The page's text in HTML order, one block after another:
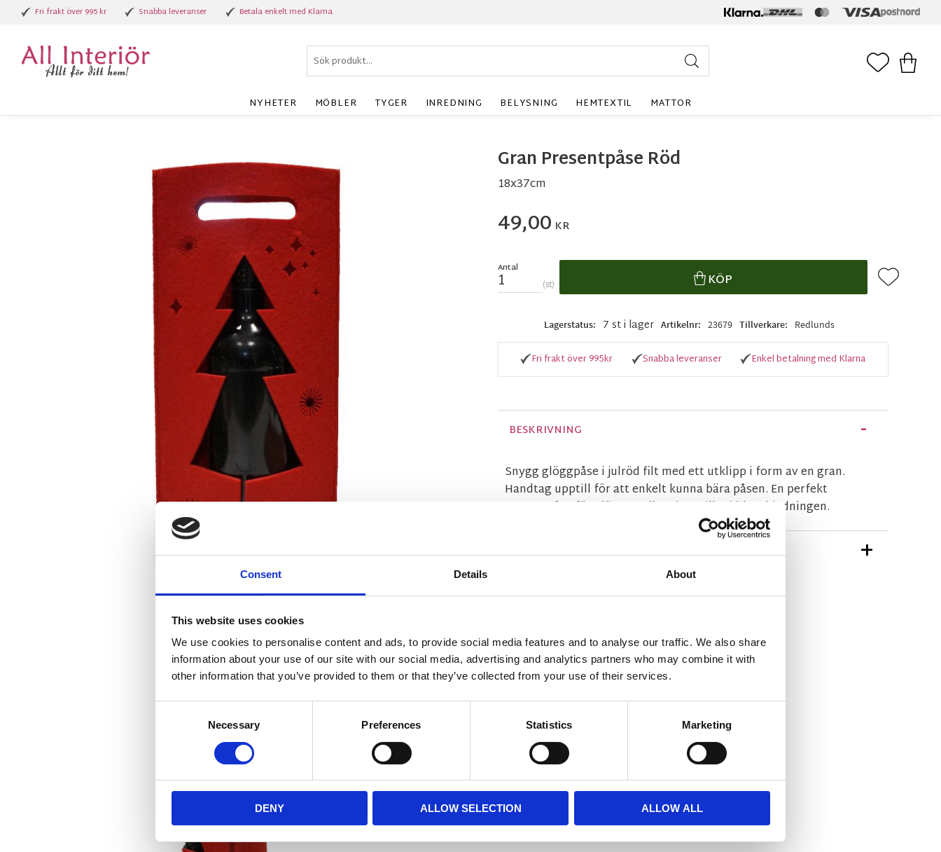
Consent Details About
This website uses cookies
We use cookies to personalise content and ads, to provide social media features and to analyse our traffic. We also share
information about your use of our site with our social media, advertising and analytics partners who may combine it with
other information that you’ve provided to them or that they’ve collected from your use of their services.
Necessary Preferences Statistics Marketing
DENY ALLOW SELECTION ALLOW ALL
Fri frakt över 995 kr Snabba leveranser Betala enkelt med Klarna
NYHETER MÖBLER TYGER INREDNING BELYSNING HEMTEXTIL MATTOR
Gran Presentpåse Röd
18x37cm
49,00 KR
Antal
st KÖP Lägg till i
Lagerstatus 7 st i lager Artikelnr 23679 Tillverkare Redlunds
Fri frakt över 995kr Snabba leveranser Enkel betalning med Klarna
BESKRIVNING
Snygg glöggpåse i julröd filt med ett utklipp i form av en gran.
Handtag upptill för att enkelt kunna bära påsen. En perfekt
presentpåse för glöggen eller vinet till middagsbjudningen.
MÅTT OCH SPECIFIKATIONER
Visa alla produkter från Redlunds